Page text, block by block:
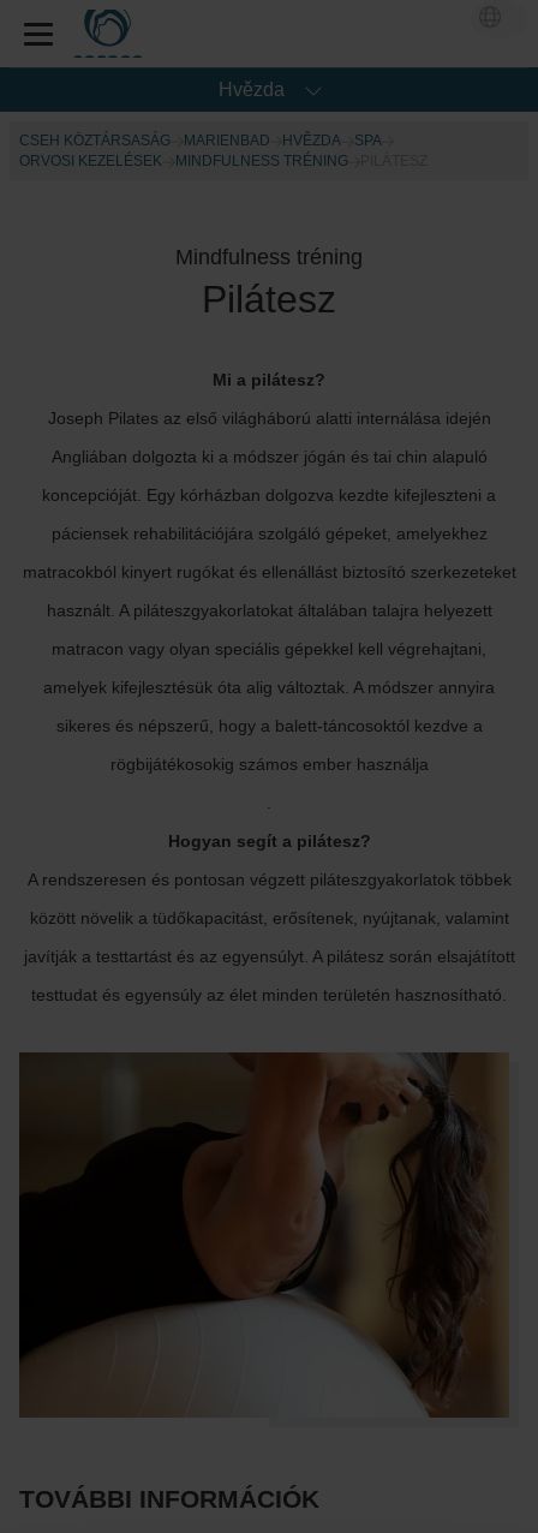
Hvězda
CSEH KÖZTÁRSASÁG MARIENBAD HVĚZDA
SPA
ORVOSI KEZELÉSEK
MINDFULNESS TRÉNING
Mindfulness tréning
Pilátesz
Mi a pilátesz?
Joseph Pilates az első világháború alatti internálása idején
Angliában dolgozta ki a módszer jógán és tai chin alapuló
koncepcióját. Egy kórházban dolgozva kezdte kifejleszteni a
páciensek rehabilitációjára szolgáló gépeket, amelyekhez
matracokból kinyert rugókat és ellenállást biztosító szerkezeteket
használt. A piláteszgyakorlatokat általában talajra helyezett
matracon vagy olyan speciális gépekkel kell végrehajtani,
amelyek kifejlesztésük óta alig változtak. A módszer annyira
sikeres és népszerű, hogy a balett-táncosoktól kezdve a
rögbijátékosokig számos ember használja
Hogyan segít a pilátesz?
A rendszeresen és pontosan végzett piláteszgyakorlatok többek
között növelik a tüdőkapacitást, erősítenek, nyújtanak, valamint
javítják a testtartást és az egyensúlyt. A pilátesz során elsajátított
testtudat és egyensúly az élet minden területén hasznosítható.
TOVÁBBI INFORMÁCIÓK